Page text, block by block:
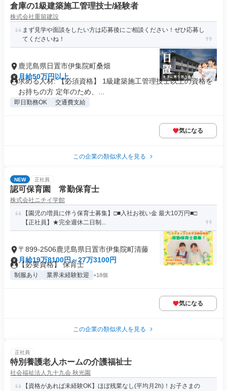
倉庫の1級建築施工管理技士/経験者
株式会社重留建設
まず見学や面談をしたい方は応募後にご相談ください！ぜひ応募し
てくださいね！
鹿児島県日置市伊集院町桑畑
月給50万円以上
求める人材: 【必須資格】 1級建築施工管理技士以上の資格を
お持ちの方 定年のため、...
即日勤務OK 交通費支給
気になる
この企業の類似求人を見る
NEW 正社員
認可保育園 常勤保育士
株式会社ニチイ学館
【園児の増員に伴う保育士募集】□■入社お祝い金 最大10万円■□
【正社員】★完全週休二日制...
〒899-2506鹿児島県日置市伊集院町清藤
月給19万8100円～27万3100円
【必要資格】 保育士
制服あり 業界未経験歓迎 +18個
気になる
この企業の類似求人を見る
正社員
特別養護老人ホームの介護福祉士
社会福祉法人九十九会 秋光園
【資格があれば未経験OK】ほぼ残業なし(平均月2h)！お子さまの